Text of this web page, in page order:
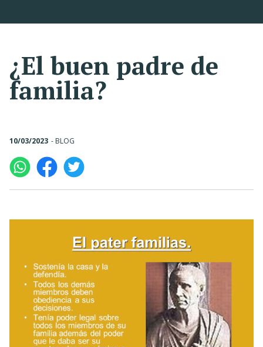
¿El buen padre de
familia?
10/03/2023 - BLOG